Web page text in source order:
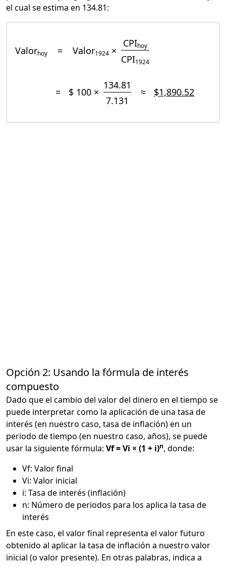
el cual se estima en 134.81:
Valorhoy = Valor1924 ×
CPIhoy
CPI1924
= $ 100 ×
134.81
7.131
≈ $1,890.52
Opción 2: Usando la fórmula de interés
compuesto
Dado que el cambio del valor del dinero en el tiempo se
puede interpretar como la aplicación de una tasa de
interés (en nuestro caso, tasa de inflación) en un
periodo de tiempo (en nuestro caso, años), se puede
usar la siguiente fórmula: Vf = Vi × (1 + i)n, donde:
Vf: Valor final
Vi: Valor inicial
i: Tasa de interés (inflación)
n: Número de periodos para los aplica la tasa de
interés
En este caso, el valor final representa el valor futuro
obtenido al aplicar la tasa de inflación a nuestro valor
inicial (o valor presente). En otras palabras, indica a